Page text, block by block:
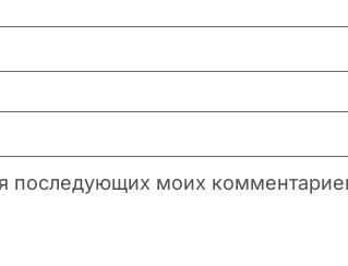
последующих моих